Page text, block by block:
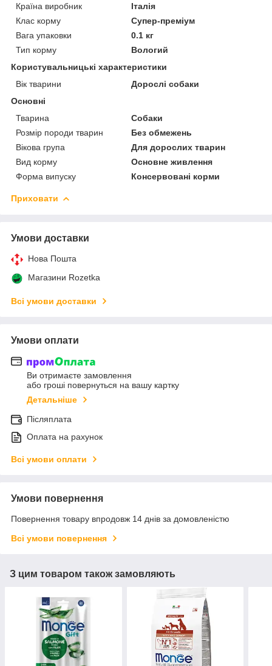
Країна виробник
Італія
Клас корму
Супер-преміум
Вага упаковки
0.1 кг
Тип корму
Вологий
Користувальницькі характеристики
Вік тварини
Дорослі собаки
Основні
Тварина
Собаки
Розмір породи тварин
Без обмежень
Вікова група
Для дорослих тварин
Вид корму
Основне живлення
Форма випуску
Консервовані корми
Приховати
Умови доставки
Нова Пошта
Магазини Rozetka
Всі умови доставки
Умови оплати
Ви отримаєте замовлення
або гроші повернуться на вашу картку
Детальніше
Післяплата
Оплата на рахунок
Всі умови оплати
Умови повернення
Повернення товару впродовж 14 днів за домовленістю
Всі умови повернення
З цим товаром також замовляють